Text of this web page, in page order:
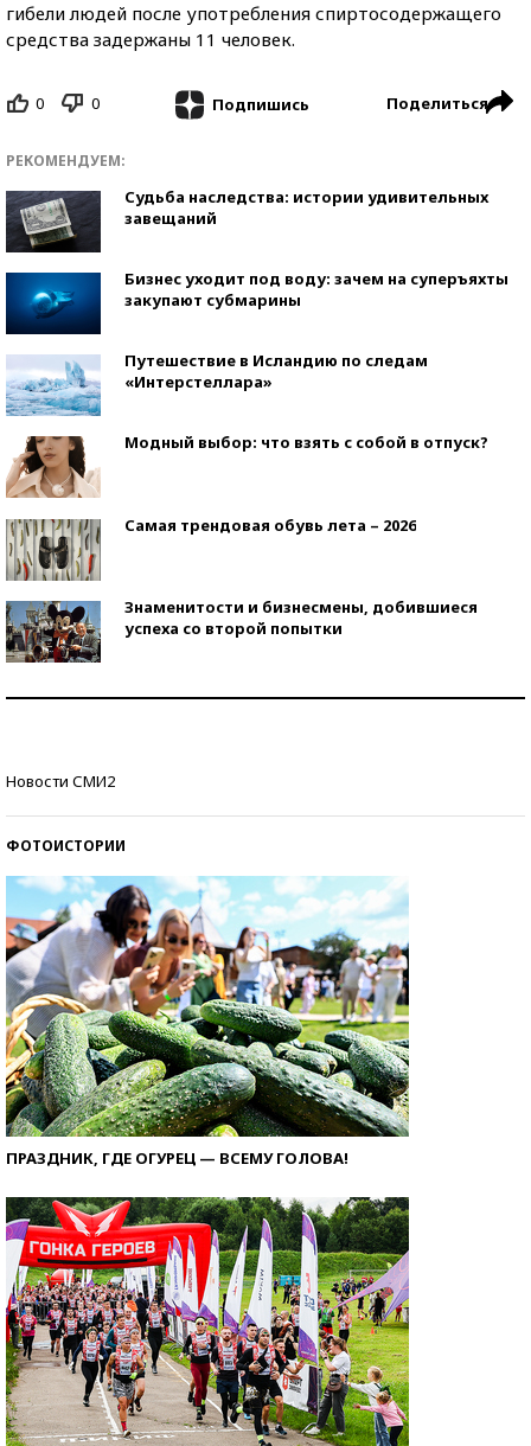
гибели людей после употребления спиртосодержащего
средства задержаны 11 человек.
0 0 Подпишись Поделиться
РЕКОМЕНДУЕМ:
Судьба наследства: истории удивительных
завещаний
Бизнес уходит под воду: зачем на суперъяхты
закупают субмарины
Путешествие в Исландию по следам
«Интерстеллара»
Модный выбор: что взять с собой в отпуск?
Самая трендовая обувь лета – 2026
Знаменитости и бизнесмены, добившиеся
успеха со второй попытки
Новости СМИ2
ФОТОИСТОРИИ
ПРАЗДНИК, ГДЕ ОГУРЕЦ — ВСЕМУ ГОЛОВА!